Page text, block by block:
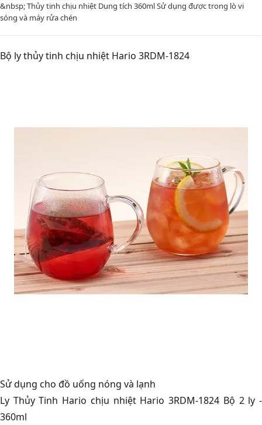
&nbsp; Thủy tinh chịu nhiệt Dung tích 360ml Sử dụng được trong lò vi
sóng và máy rửa chén
Bộ ly thủy tinh chịu nhiệt Hario 3RDM-1824
Sử dụng cho đồ uống nóng và lạnh
Ly Thủy Tinh Hario chịu nhiệt Hario 3RDM-1824 Bộ 2 ly -
360ml